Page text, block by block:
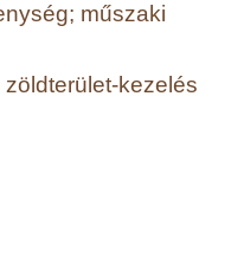
műszaki
kezelés